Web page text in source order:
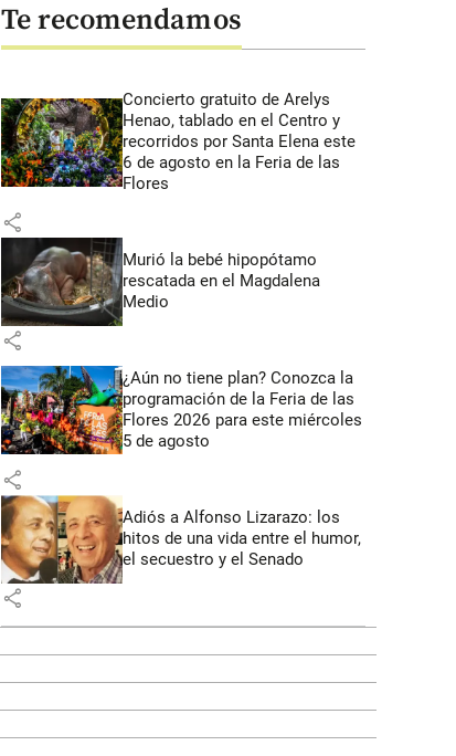
Te recomendamos
Concierto gratuito de Arelys
Henao, tablado en el Centro y
recorridos por Santa Elena este
6 de agosto en la Feria de las
Flores
share
Murió la bebé hipopótamo
rescatada en el Magdalena
Medio
share
¿Aún no tiene plan? Conozca la
programación de la Feria de las
Flores 2026 para este miércoles
5 de agosto
share
Adiós a Alfonso Lizarazo: los
hitos de una vida entre el humor,
el secuestro y el Senado
share